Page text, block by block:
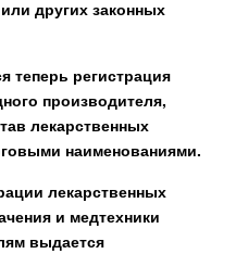
других законных
теперь регистрация
производителя,
лекарственных
наименованиями.
лекарственных
и медтехники
выдается